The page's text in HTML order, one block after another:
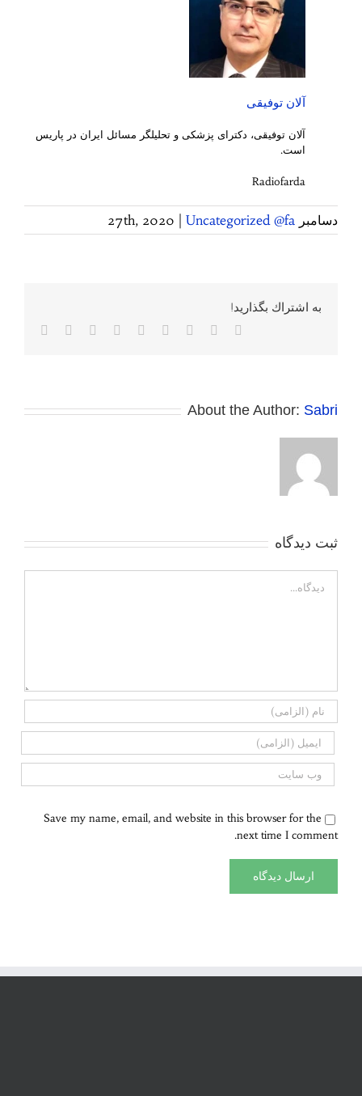
آلان توفیقی
آلان توفیقی، دکترای پزشکی و تحلیلگر مسائل ایران در پاریس
است.
Radiofarda
دسامبر 27th, 2020 Uncategorized @fa
به اشتراك بگذاريد!
Facebook
Twitter
Reddit
LinkedIn
WhatsApp
Tumblr
Pinterest
About the Author: Sabri
ثبت ديدگاه
Save my name, email, and website in this browser for the
next time I comment.